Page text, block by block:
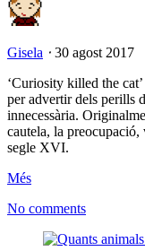
Gisela ⋅ 30 agost 2017
‘Curiosity killed the
per advertir dels perills
innecessària.
cautela, la preocupació,
segle XVI.
Més
No comments